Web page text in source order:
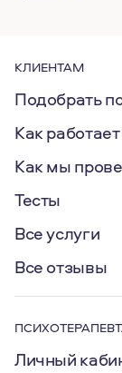
КЛИЕНТАМ
Подобрать
Как
Как мы
Тесты
Все услуги
Все отзывы
Личный